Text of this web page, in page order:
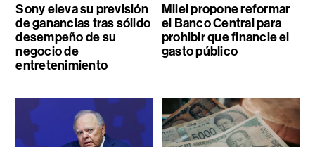
Sony eleva su previsión
de ganancias tras sólido
desempeño de su
negocio de
entretenimiento
Milei propone reformar
el Banco Central para
prohibir que financie el
gasto público